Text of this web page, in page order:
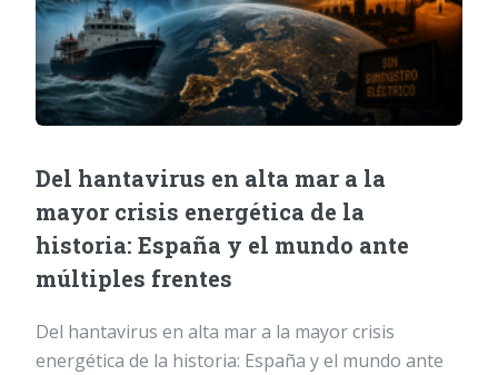
Del hantavirus en alta mar a la
mayor crisis energética de la
historia: España y el mundo ante
múltiples frentes
Del hantavirus en alta mar a la mayor crisis
energética de la historia: España y el mundo ante